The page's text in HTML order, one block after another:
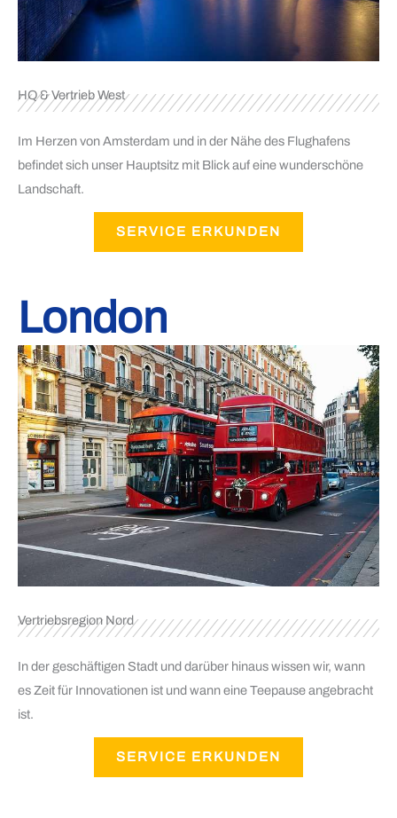
HQ & Vertrieb West
Im Herzen von Amsterdam und in der Nähe des Flughafens
befindet sich unser Hauptsitz mit Blick auf eine wunderschöne
Landschaft.
SERVICE ERKUNDEN
London
Vertriebsregion Nord
In der geschäftigen Stadt und darüber hinaus wissen wir, wann
es Zeit für Innovationen ist und wann eine Teepause angebracht
ist.
SERVICE ERKUNDEN